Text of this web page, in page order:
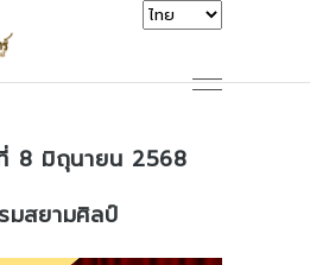
8 มิถุนายน 2568
มสยามศิลป์